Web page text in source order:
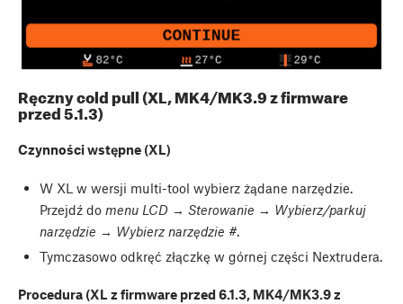
Ręczny cold pull (XL, MK4/MK3.9 z firmware
przed 5.1.3)
Czynności wstępne (XL)
W XL w wersji multi-tool wybierz żądane narzędzie.
Przejdź do menu LCD → Sterowanie → Wybierz/parkuj
narzędzie → Wybierz narzędzie #.
Tymczasowo odkręć złączkę w górnej części Nextrudera.
Procedura (XL z firmware przed 6.1.3, MK4/MK3.9 z